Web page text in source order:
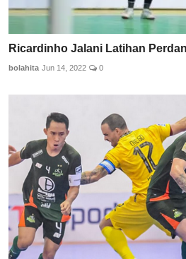
Ricardinho Jalani Latihan
bolahita Jun 14, 2022 0